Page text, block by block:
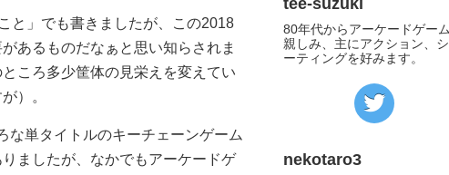
と」でも書きましたが、この2018
あるものだなぁと思い知らされま
ころ多少筐体の見栄えを変えてい
）。
な単タイトルのキーチェーンゲーム
ましたが、なかでもアーケードゲ
tee-suzuki
80年代からアーケードゲー
親しみ、主にアクション、シ
ーティングを好みます。
https://
の
nekotaro3